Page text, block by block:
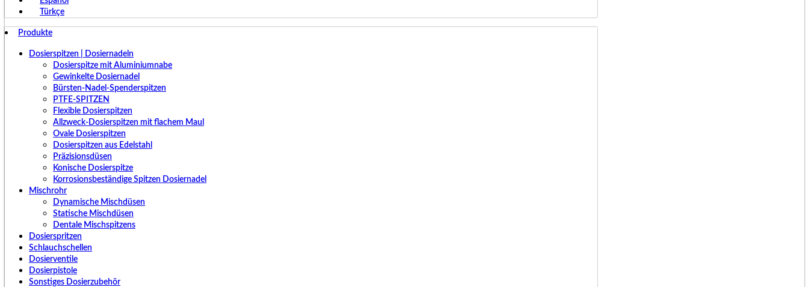
Türkçe
Produkte
Dosierspitzen | Dosiernadeln
Dosierspitze mit Aluminiumnabe
Gewinkelte Dosiernadel
Bürsten-Nadel-Spenderspitzen
PTFE-SPITZEN
Flexible Dosierspitzen
Allzweck-Dosierspitzen mit flachem Maul
Ovale Dosierspitzen
Dosierspitzen aus Edelstahl
Präzisionsdüsen
Konische Dosierspitze
Korrosionsbeständige Spitzen Dosiernadel
Mischrohr
Dynamische Mischdüsen
Statische Mischdüsen
Dentale Mischspitzens
Dosierspritzen
Schlauchschellen
Dosierventile
Dosierpistole
Sonstiges Dosierzubehör